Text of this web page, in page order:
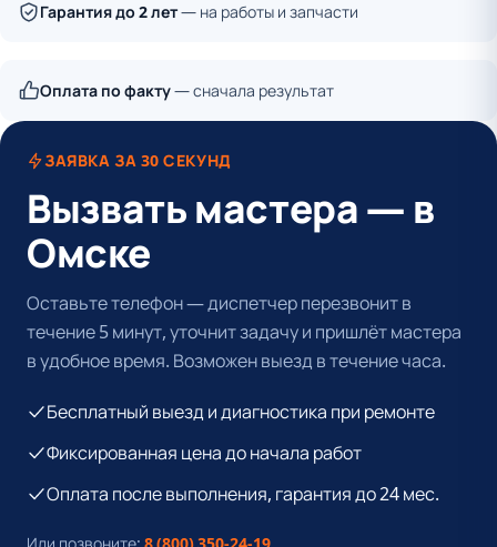
Гарантия до 2 лет— на работы и запчасти
Оплата по факту— сначала результат
ЗАЯВКА ЗА 30 СЕКУНД
Вызвать мастера — в
Омске
Оставьте телефон — диспетчер перезвонит в
течение 5 минут, уточнит задачу и пришлёт мастера
в удобное время. Возможен выезд в течение часа.
Бесплатный выезд и диагностика при ремонте
Фиксированная цена до начала работ
Оплата после выполнения, гарантия до 24 мес.
Или позвоните: 8 (800) 350-24-19